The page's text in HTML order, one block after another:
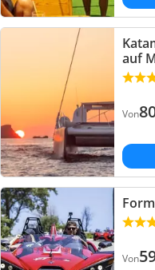
auf
Von
Von